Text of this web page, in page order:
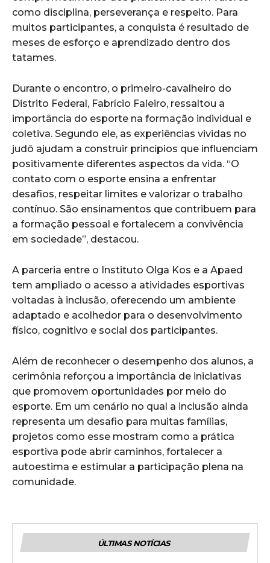
como disciplina, perseverança e respeito. Para
muitos participantes, a conquista é resultado de
meses de esforço e aprendizado dentro dos
tatames.
Durante o encontro, o primeiro-cavalheiro do
Distrito Federal, Fabrício Faleiro, ressaltou a
importância do esporte na formação individual e
coletiva. Segundo ele, as experiências vividas no
judô ajudam a construir princípios que influenciam
positivamente diferentes aspectos da vida. “O
contato com o esporte ensina a enfrentar
desafios, respeitar limites e valorizar o trabalho
contínuo. São ensinamentos que contribuem para
a formação pessoal e fortalecem a convivência
em sociedade”, destacou.
A parceria entre o Instituto Olga Kos e a Apaed
tem ampliado o acesso a atividades esportivas
voltadas à inclusão, oferecendo um ambiente
adaptado e acolhedor para o desenvolvimento
físico, cognitivo e social dos participantes.
Além de reconhecer o desempenho dos alunos, a
cerimônia reforçou a importância de iniciativas
que promovem oportunidades por meio do
esporte. Em um cenário no qual a inclusão ainda
representa um desafio para muitas famílias,
projetos como esse mostram como a prática
esportiva pode abrir caminhos, fortalecer a
autoestima e estimular a participação plena na
comunidade.
ÚLTIMAS NOTÍCIAS